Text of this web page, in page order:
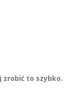
to szybko.